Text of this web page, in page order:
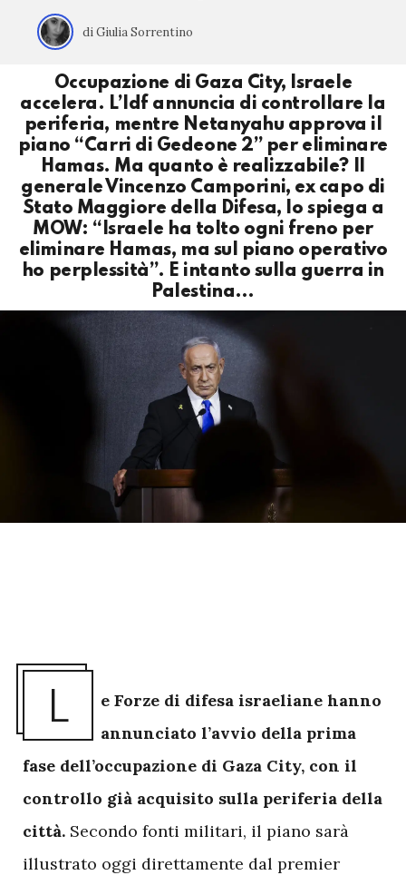
di Giulia Sorrentino
Occupazione di Gaza City, Israele
accelera. L’Idf annuncia di controllare la
periferia, mentre Netanyahu approva il
piano “Carri di Gedeone 2” per eliminare
Hamas. Ma quanto è realizzabile? Il
generale Vincenzo Camporini, ex capo di
Stato Maggiore della Difesa, lo spiega a
MOW: “Israele ha tolto ogni freno per
eliminare Hamas, ma sul piano operativo
ho perplessità”. E intanto sulla guerra in
Palestina…
L
e Forze di difesa israeliane hanno
annunciato l’avvio della prima
fase dell’occupazione di Gaza City, con il
controllo già acquisito sulla periferia della
città. Secondo fonti militari, il piano sarà
illustrato oggi direttamente dal premier